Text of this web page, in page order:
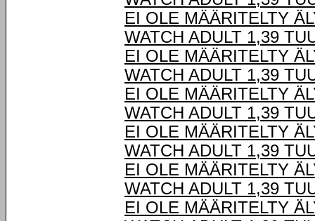
EI OLE MÄÄRITELTY
WATCH ADULT 1,39
EI OLE MÄÄRITELTY
WATCH ADULT 1,39
EI OLE MÄÄRITELTY
WATCH ADULT 1,39
EI OLE MÄÄRITELTY
WATCH ADULT 1,39
EI OLE MÄÄRITELTY
WATCH ADULT 1,39
EI OLE MÄÄRITELTY